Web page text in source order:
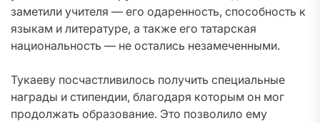
заметили учителя — его одаренность, способность к
языкам и литературе, а также его татарская
национальность — не остались незамеченными.
Тукаеву посчастливилось получить специальные
награды и стипендии, благодаря которым он мог
продолжать образование. Это позволило ему